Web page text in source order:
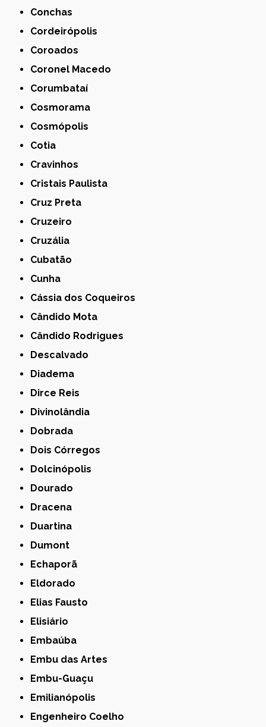
Conchas
Cordeirópolis
Coroados
Coronel Macedo
Corumbataí
Cosmorama
Cosmópolis
Cotia
Cravinhos
Cristais Paulista
Cruz Preta
Cruzeiro
Cruzália
Cubatão
Cunha
Cássia dos Coqueiros
Cândido Mota
Cândido Rodrigues
Descalvado
Diadema
Dirce Reis
Divinolândia
Dobrada
Dois Córregos
Dolcinópolis
Dourado
Dracena
Duartina
Dumont
Echaporã
Eldorado
Elias Fausto
Elisiário
Embaúba
Embu das Artes
Embu-Guaçu
Emilianópolis
Engenheiro Coelho